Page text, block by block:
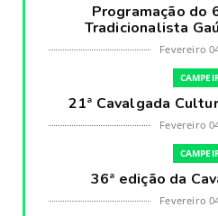
Programação do
Tradicionalista
Fevereiro
21ª Cavalgada
Fevereiro
36ª edição da
Fevereiro